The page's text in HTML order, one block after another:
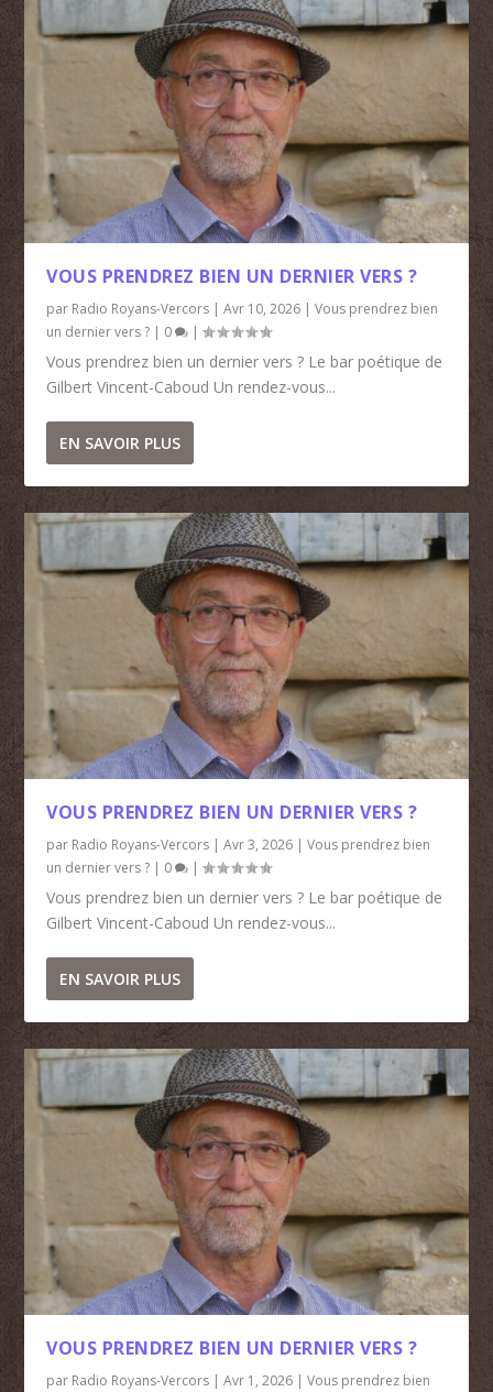
VOUS PRENDREZ BIEN UN DERNIER VERS ?
par Radio Royans-Vercors |Avr 10, 2026 |Vous prendrez bien
un dernier vers ? | 0 |
Vous prendrez bien un dernier vers ? Le bar poétique de
Gilbert Vincent-Caboud Un rendez-vous...
EN SAVOIR PLUS
VOUS PRENDREZ BIEN UN DERNIER VERS ?
par Radio Royans-Vercors |Avr 3, 2026 |Vous prendrez bien
un dernier vers ? | 0 |
Vous prendrez bien un dernier vers ? Le bar poétique de
Gilbert Vincent-Caboud Un rendez-vous...
EN SAVOIR PLUS
VOUS PRENDREZ BIEN UN DERNIER VERS ?
par Radio Royans-Vercors |Avr 1, 2026 |Vous prendrez bien